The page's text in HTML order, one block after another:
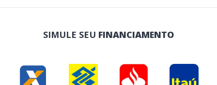
SIMULE SEU FINANCIAMENTO